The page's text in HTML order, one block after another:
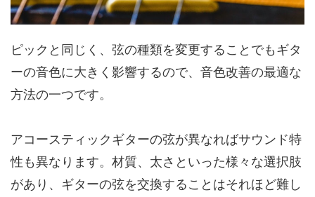
ピックと同じく、弦の種類を変更することでもギタ
ーの音色に大きく影響するので、音色改善の最適な
方法の一つです。
アコースティックギターの弦が異なればサウンド特
性も異なります。材質、太さといった様々な選択肢
があり、ギターの弦を交換することはそれほど難し